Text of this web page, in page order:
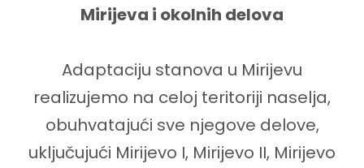
Mirijeva i okolnih delova
Adaptaciju stanova u Mirijevu
realizujemo na celoj teritoriji naselja,
obuhvatajući sve njegove delove,
uključujući Mirijevo I, Mirijevo II, Mirijevo